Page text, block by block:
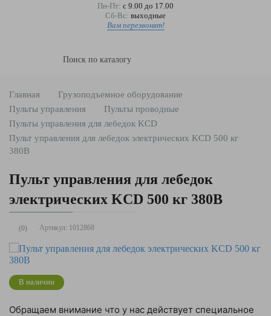
Пн-Пт: с 9.00 до 17.00
Сб-Вс: выходные
Вам перезвонят!
Главная
Грузоподъемное оборудование
Пульты управления
Пульты проводные
Пульты управления для лебедок KCD
Пульт управления для лебедок электрических KCD 500 кг
380В
Пульт управления для лебедок
электрических KCD 500 кг 380В
(0) Артикул: 1012868
В наличии
Обращаем внимание что у нас действует специальное